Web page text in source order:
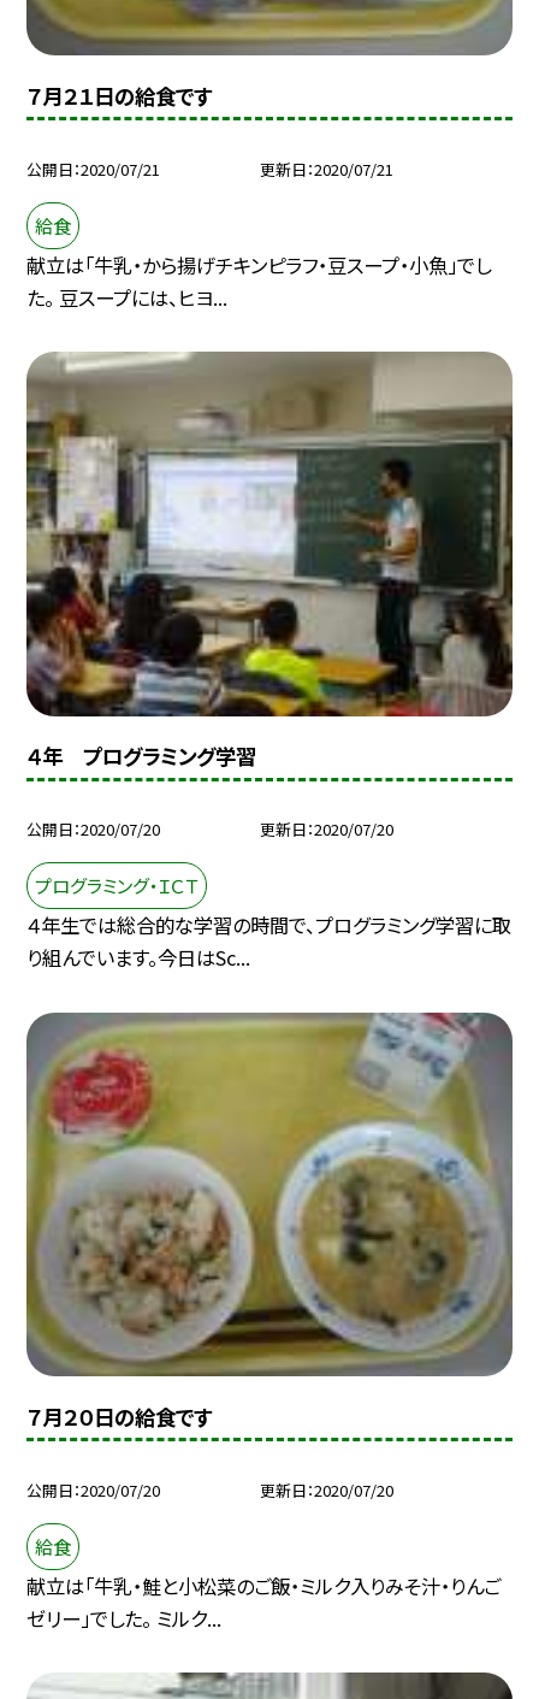
７月２１日の給食です
公開日 2020/07/21 更新日 2020/07/21
給食
献立は「牛乳・から揚げチキンピラフ・豆スープ・小魚」でし
た。 豆スープには、ヒヨ...
４年 プログラミング学習
公開日 2020/07/20 更新日 2020/07/20
プログラミング・ＩＣＴ
４年生では総合的な学習の時間で、プログラミング学習に取
り組んでいます。今日はSc...
７月２０日の給食です
公開日 2020/07/20 更新日 2020/07/20
給食
献立は「牛乳・鮭と小松菜のご飯・ミルク入りみそ汁・りんご
ゼリー」でした。 ミルク...